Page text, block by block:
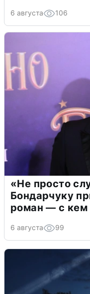
6 августа 106
«Не просто
Бондарчуку
роман — с кем
6 августа 99